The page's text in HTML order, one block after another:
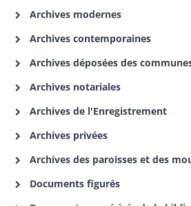
Archives modernes
Archives contemporaines
Archives déposées des
Archives notariales
Archives de l'Enregistrement
Archives privées
Archives des paroisses et des
Documents figurés